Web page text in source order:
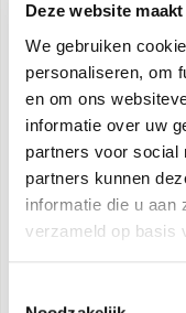
Deze website
We gebruiken
personaliseren, om
en om ons
informatie over uw
partners voor social
partners kunnen
informatie die u aan
verzameld op basis
Koelvermogen
Koelvermogen
Nominale
Nominale